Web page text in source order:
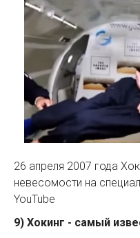
26 апреля 2007 года
невесомости на
YouTube
9) Хокинг - самый